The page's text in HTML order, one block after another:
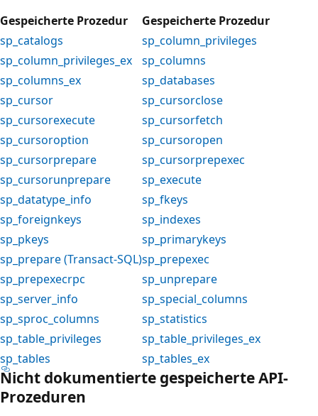
Gespeicherte Prozedur
Gespeicherte Prozedur
sp_catalogs
sp_column_privileges
sp_column_privileges_ex
sp_columns
sp_columns_ex
sp_databases
sp_cursor
sp_cursorclose
sp_cursorexecute
sp_cursorfetch
sp_cursoroption
sp_cursoropen
sp_cursorprepare
sp_cursorprepexec
sp_cursorunprepare
sp_execute
sp_datatype_info
sp_fkeys
sp_foreignkeys
sp_indexes
sp_pkeys
sp_primarykeys
sp_prepare (Transact-SQL)sp_prepexec
sp_prepexecrpc
sp_unprepare
sp_server_info
sp_special_columns
sp_sproc_columns
sp_statistics
sp_table_privileges
sp_table_privileges_ex
sp_tables
sp_tables_ex
Nicht dokumentierte gespeicherte API-
Prozeduren